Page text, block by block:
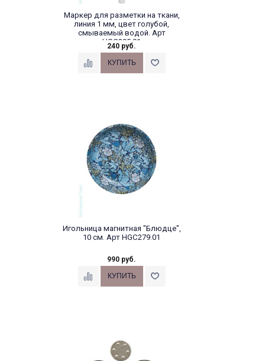
Маркер для разметки на ткани,
линия 1 мм, цвет голубой,
смываемый водой. Арт
HGC295.01
240 руб.
Игольница магнитная "Блюдце",
10 см. Арт HGC279.01
990 руб.